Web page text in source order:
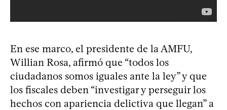
En ese marco, el presidente de la AMFU,
Willian Rosa, afirmó que “todos los
ciudadanos somos iguales ante la ley” y que
los fiscales deben “investigar y perseguir los
hechos con apariencia delictiva que llegan” a